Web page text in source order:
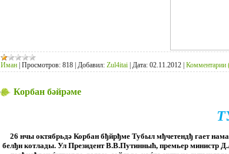
Иман | Просмотров: 818 | Добавил: Zul4itai | Дата: 02.11.2012 | Комментарии
Корбан бәйрәме
26 нчы октябрьдә Корбан бђйрђме Тубыл мђчетендђ гает
белђн котлады. Ул Президент В.В.Путинныћ, премьер